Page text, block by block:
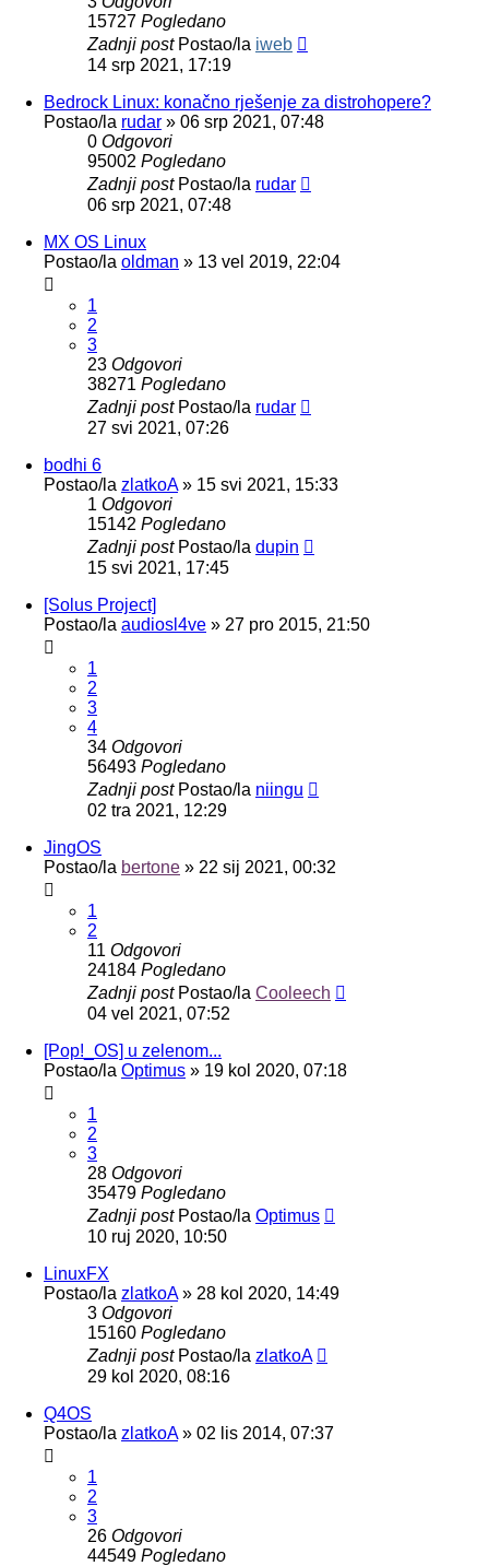
15727 Pogledano
Zadnji post Postao/la iweb
14 srp 2021, 17:19
Bedrock Linux: konačno rješenje za distrohopere?
Postao/la rudar » 06 srp 2021, 07:48
0 Odgovori
95002 Pogledano
Zadnji post Postao/la rudar
06 srp 2021, 07:48
MX OS Linux
Postao/la oldman » 13 vel 2019, 22:04
1
2
3
23 Odgovori
38271 Pogledano
Zadnji post Postao/la rudar
27 svi 2021, 07:26
bodhi 6
Postao/la zlatkoA» 15 svi 2021, 15:33
1 Odgovori
15142 Pogledano
Zadnji post Postao/la dupin
15 svi 2021, 17:45
[Solus Project]
Postao/la audiosl4ve » 27 pro 2015, 21:50
1
2
3
4
34 Odgovori
56493 Pogledano
Zadnji post Postao/la niingu
02 tra 2021, 12:29
JingOS
Postao/la bertone » 22 sij 2021, 00:32
1
2
11 Odgovori
24184 Pogledano
Zadnji post Postao/la Cooleech
04 vel 2021, 07:52
[Pop!_OS] u zelenom...
Postao/la Optimus » 19 kol 2020, 07:18
1
2
3
28 Odgovori
35479 Pogledano
Zadnji post Postao/la Optimus
10 ruj 2020, 10:50
LinuxFX
Postao/la zlatkoA» 28 kol 2020, 14:49
3 Odgovori
15160 Pogledano
Zadnji post Postao/la zlatkoA
29 kol 2020, 08:16
Q4OS
Postao/la zlatkoA» 02 lis 2014, 07:37
1
2
3
26 Odgovori
44549 Pogledano